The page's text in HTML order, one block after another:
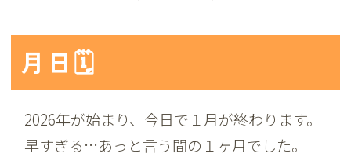
月日🗓️
2026年が始まり、今日で１月が終わります。
早すぎる…あっと言う間の１ヶ月でした。